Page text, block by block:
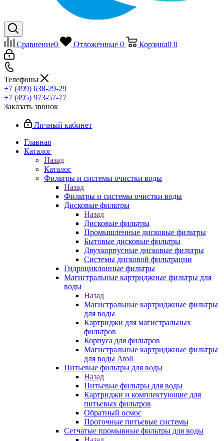
Сравнение0 Отложенные 0 Корзина0 0
Телефоны
+7 (499) 638-29-29
+7 (495) 973-57-77
Заказать звонок
Личный кабинет
Главная
Каталог
Назад
Каталог
Фильтры и системы очистки воды
Назад
Фильтры и системы очистки воды
Дисковые фильтры
Назад
Дисковые фильтры
Промышленные дисковые фильтры
Бытовые дисковые фильтры
Двухкорпусные дисковые фильтры
Системы дисковой фильтрации
Гидроциклонные фильтры
Магистральные картриджные фильтры для
воды
Назад
Магистральные картриджные фильтры
для воды
Картриджи для магистральных
фильтров
Корпуса для фильтров
Магистральные картриджные фильтры
для воды Atoll
Питьевые фильтры для воды
Назад
Питьевые фильтры для воды
Картриджи и комплектующие для
питьевых фильтров
Обратный осмос
Проточные питьевые системы
Сетчатые промывные фильтры для воды